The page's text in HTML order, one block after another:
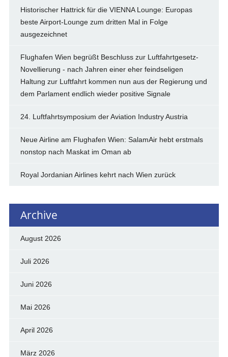
Historischer Hattrick für die VIENNA Lounge: Europas
beste Airport-Lounge zum dritten Mal in Folge
ausgezeichnet
Flughafen Wien begrüßt Beschluss zur Luftfahrtgesetz-
Novellierung - nach Jahren einer eher feindseligen
Haltung zur Luftfahrt kommen nun aus der Regierung und
dem Parlament endlich wieder positive Signale
24. Luftfahrtsymposium der Aviation Industry Austria
Neue Airline am Flughafen Wien: SalamAir hebt erstmals
nonstop nach Maskat im Oman ab
Royal Jordanian Airlines kehrt nach Wien zurück
Archive
August 2026
Juli 2026
Juni 2026
Mai 2026
April 2026
März 2026